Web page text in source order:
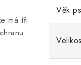
má tři
Věk